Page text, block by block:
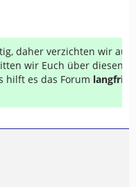
daher verzichten wir auf
wir Euch über diesen
hilft es das Forum